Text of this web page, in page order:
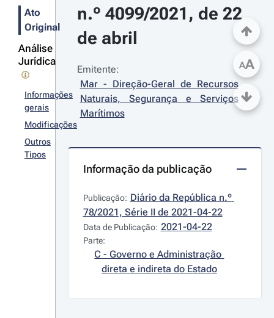
Ato
Original
Análise
Jurídica
Informações
gerais
Modificações
Outros
Tipos
n.º 4099/2021, de 22
de abril
Emitente:
Mar - Direção-Geral de Recursos
Naturais, Segurança e Serviços
Marítimos
Informação da publicação
Publicação: Diário da República n.º
78/2021, Série II de 2021-04-22
Data de Publicação: 2021-04-22
Parte:
C - Governo e Administração
direta e indireta do Estado
AA